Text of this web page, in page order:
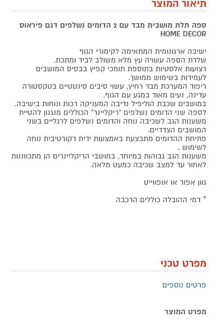
תיאור המוצר
ספה תלת מושבית מבד עם 2 הדומים נשלפים דגם פיראוס
HOME DECOR
ישיבה ארגונומית המתאימה לקימורי הגוף
שלדת הספה עשויה עץ מלא משולב לביד ומתכת.
רצועות אלסטיות בתוספת תומכי קפיץ בבסיס המושבים
לעמידות בשימוש ממושך.
ריפוד המערכת מבד רחיץ, עשוי סיבים סינטטיים בטקסטורה
עדינה, נעים מאוד במגע עם הגוף.
במושבים שכבת הוליפיל נדיבה המעניקה רכות ונוחות בישיבה.
לספה שני הדומים נשלפים "ריקליינר" הכוללים מנגנון להטיית
משענות הגב לשכיבה נוחה והדומים נשלפים לרגליים בשני
המושבים הצדדיים.
פתיחת ההדומים מתבצעת באמצעות ידית דקורטיבית נוחה
לשימוש .
משענות הגב גבוהות במיוחד, במושבי הריקליינרים הן מתכווננות
לאחור עד למצב שכיבה כמעט מלאה.
גוון אפור או אופווייט
* דמי ההובלה כוללים הרכבה
מפרט טכני
פרטים נוספים
מפרט המוצר